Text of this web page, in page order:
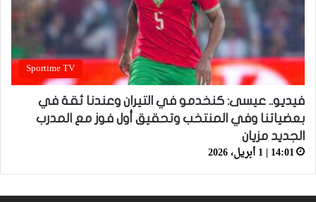
Sportime TV
فيديو.. عيسى: كنخدمو في التيران وعندنا ثقة في
بعضياتنا وفي المنتخب وتحقيق أول فوز مع المدرب
الجديد مزيان
14:01 | 1 أبريل، 2026